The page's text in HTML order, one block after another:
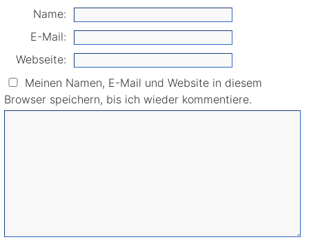
Name:
E-Mail:
Webseite:
Meinen Namen, E-Mail und Website in diesem
Browser speichern, bis ich wieder kommentiere.